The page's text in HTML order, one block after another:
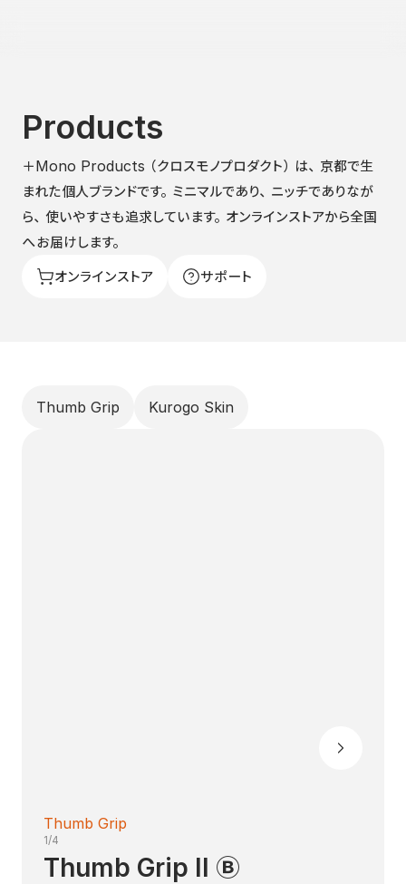
Products
＋Mono Products（クロスモノプロダクト）は、京都で生
まれた個人ブランドです。ミニマルであり、ニッチでありなが
ら、使いやすさも追求しています。オンラインストアから全国
へお届けします。
オンラインストア
サポート
Thumb Grip Kurogo Skin
Thumb Grip
1/4
Thumb Grip II Ⓑ